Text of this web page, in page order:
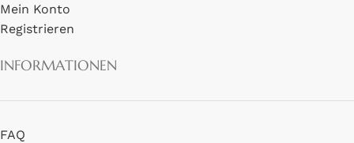
Mein Konto
Registrieren
INFORMATIONEN
FAQ